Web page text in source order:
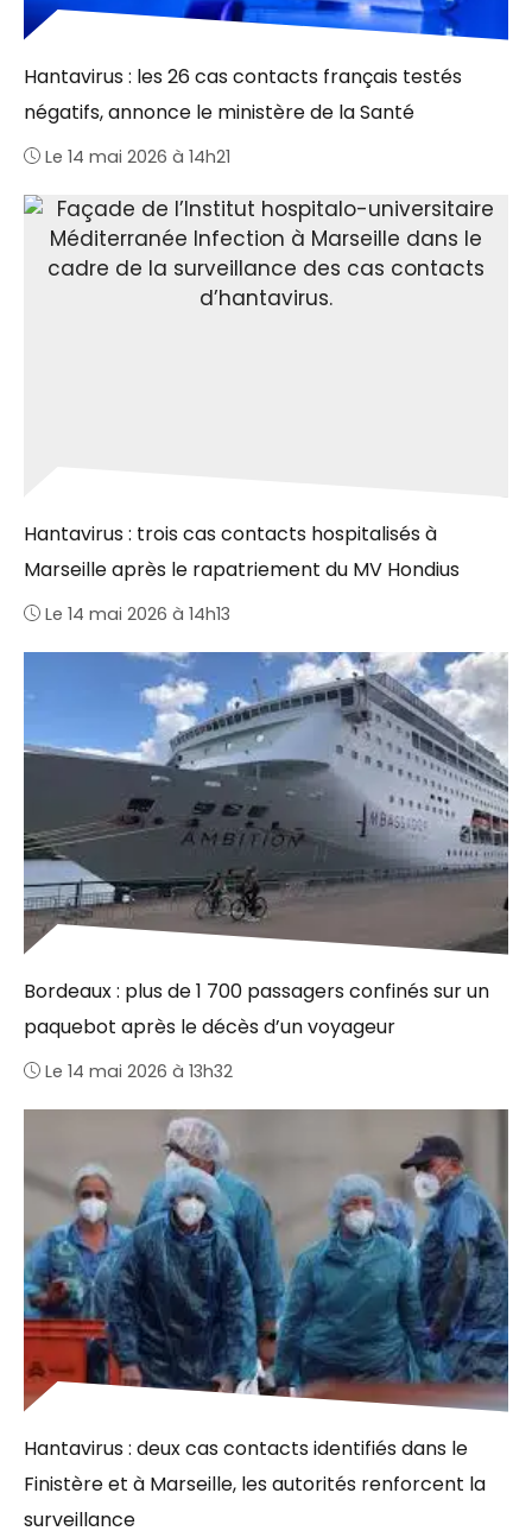
Hantavirus : les 26 cas contacts français testés
négatifs, annonce le ministère de la Santé
Le 14 mai 2026 à 14h21
Hantavirus : trois cas contacts hospitalisés à
Marseille après le rapatriement du MV Hondius
Le 14 mai 2026 à 14h13
Bordeaux : plus de 1 700 passagers confinés sur un
paquebot après le décès d’un voyageur
Le 14 mai 2026 à 13h32
Hantavirus : deux cas contacts identifiés dans le
Finistère et à Marseille, les autorités renforcent la
surveillance